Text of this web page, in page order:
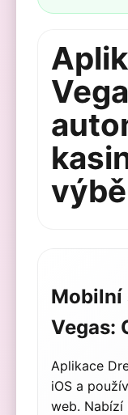
Mobilní
Vegas:
Aplikace
iOS a
web. Nabízí